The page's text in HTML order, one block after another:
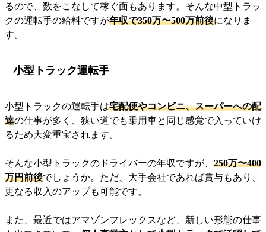
るので、数をこなして稼ぐ面もあります。そんな中型トラッ
クの運転手の給料ですが年収で350万〜500万前後になりま
す。
小型トラック運転手
小型トラックの運転手は宅配便やコンビニ、スーパーへの配
達の仕事が多く、狭い道でも乗用車と同じ感覚で入っていけ
るため大変重宝されます。
そんな小型トラックのドライバーの年収ですが、 250万〜400
万円前後でしょうか。ただ、大手会社であれば賞与もあり、
更なる収入のアップも可能です。
また、最近ではアマゾンフレックスなど、新しい形態の仕事